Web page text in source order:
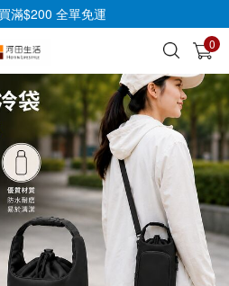
滿$200 全單免運
0
查看